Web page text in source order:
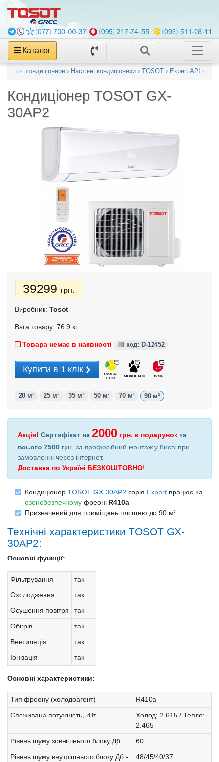
Каталог
кондиціонери › Настінні кондиціонери › TOSOT › Expert API ›
Кондиціонер TOSOT GX-
30AP2
39299 грн.
Виробник: Tosot
Вага товару: 76.9 кг
Товара немає в наявності код: D-12452
Купити в 1 клік
20 м² 25 м² 35 м² 50 м² 70 м² 90 м²
Акція! Сертифікат на 2000 грн. в подарунок та
всього 7500 грн. за професійний монтаж у Києві при
замовленні через інтернет.
Доставка по Україні БЕЗКОШТОВНО!
Кондиціонер TOSOT GX-30AP2 серія Expert працює на
озонобезпечному фреоні R410a
Призначений для приміщень площею до 90 м²
Технічні характеристики TOSOT GX-
30AP2:
Основні функції:
Фільтрування
так
Охолодження
так
Осушення повітря
так
Обігрів
так
Вентиляція
так
Іонізація
так
Основні характеристики:
Тип фреону (холодоагент)
R410a
Споживана потужність, кВт
Холод: 2.615 / Тепло:
2.465
Рівень шуму зовнішнього блоку Дб
60
Рівень шуму внутрішнього блоку Дб -
48/45/40/37